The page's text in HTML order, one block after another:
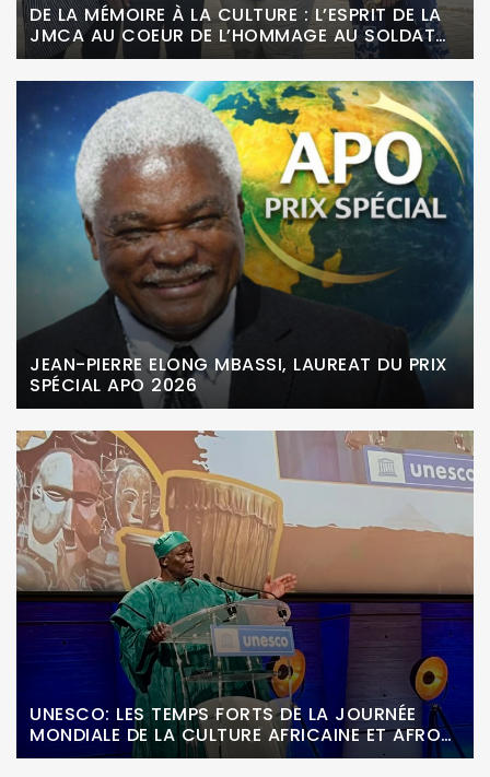
DE LA MÉMOIRE À LA CULTURE : L’ESPRIT DE LA
JMCA AU COEUR DE L’HOMMAGE AU SOLDAT
INCONNU
JEAN-PIERRE ELONG MBASSI, LAUREAT DU PRIX
SPÉCIAL APO 2026
UNESCO: LES TEMPS FORTS DE LA JOURNÉE
MONDIALE DE LA CULTURE AFRICAINE ET AFRO-
DESCENDANTE